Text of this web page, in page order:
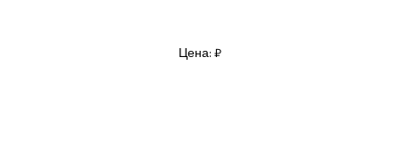
Цена: ₽